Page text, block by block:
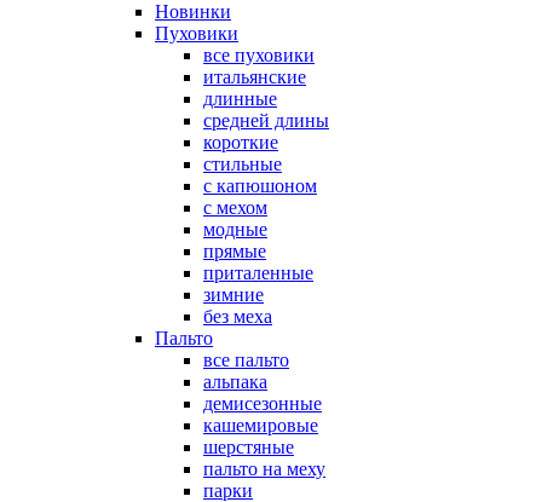
Новинки
Пуховики
все пуховики
итальянские
длинные
средней длины
короткие
стильные
с капюшоном
с мехом
модные
прямые
приталенные
зимние
без меха
Пальто
все пальто
альпака
демисезонные
кашемировые
шерстяные
пальто на меху
парки